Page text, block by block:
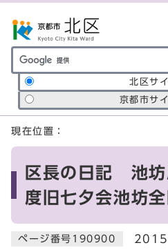
サイト内検索の範囲
北区サ
京都市サ
ここから本文です
現在位置：
区長の日記 池
度旧七夕会池坊
ページ番号190900 2015